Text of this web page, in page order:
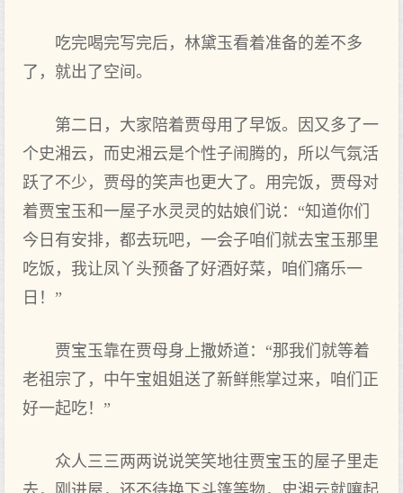
吃完喝完写完后，林黛玉看着准备的差不多
了，就出了空间。
第二日，大家陪着贾母用了早饭。因又多了一
个史湘云，而史湘云是个性子闹腾的，所以气氛活
跃了不少，贾母的笑声也更大了。用完饭，贾母对
着贾宝玉和一屋子水灵灵的姑娘们说：“知道你们
今日有安排，都去玩吧，一会子咱们就去宝玉那里
吃饭，我让凤丫头预备了好酒好菜，咱们痛乐一
日！”
贾宝玉靠在贾母身上撒娇道：“那我们就等着
老祖宗了，中午宝姐姐送了新鲜熊掌过来，咱们正
好一起吃！”
众人三三两两说说笑笑地往贾宝玉的屋子里走